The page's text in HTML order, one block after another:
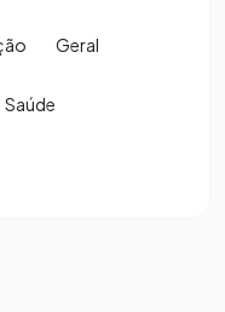
Geral
Saúde